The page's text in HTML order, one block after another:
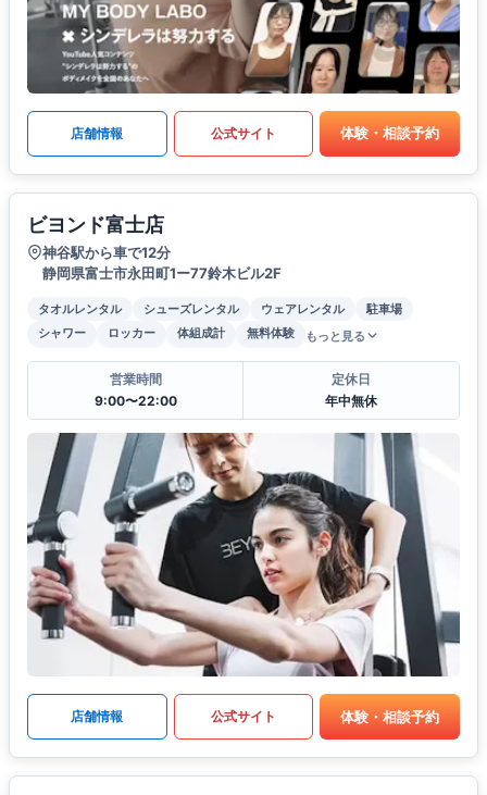
店舗情報 公式サイト 体験・相談予約
ビヨンド富士店
神谷駅から車で12分
静岡県富士市永田町1ー77鈴木ビル2F
タオルレンタル シューズレンタル ウェアレンタル
駐車場
シャワー
ロッカー 体組成計 無料体験 もっと見る
営業時間
9:00〜22:00
定休日
年中無休
店舗情報 公式サイト 体験・相談予約